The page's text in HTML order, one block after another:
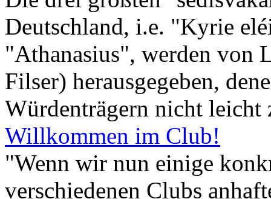
Deutschland, i.e. "Kyrie
"Athanasius", werden von
Filser) herausgegeben,
Würdenträgern nicht leicht
Willkommen im Club!
"Wenn wir nun einige
verschiedenen Clubs